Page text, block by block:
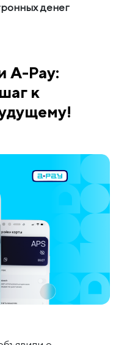
денег
A-Pay:
к